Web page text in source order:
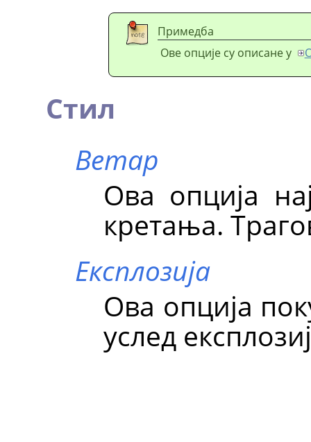
Примедба
Ове опције су описане у
Стил
Ветар
Ова опција
кретања.
Експлозија
Ова опција
услед